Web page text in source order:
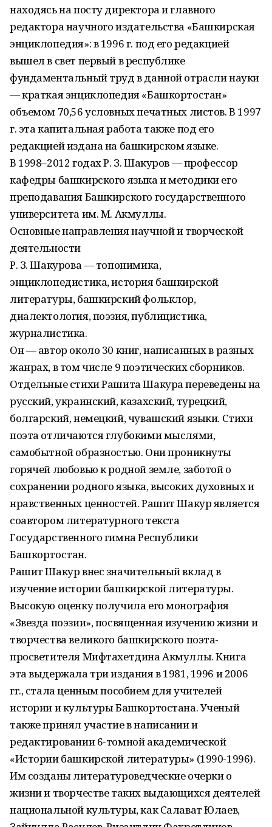
находясь на посту директора и главного
редактора научного издательства «Башкирская
энциклопедия»: в 1996 г. под его редакцией
вышел в свет первый в республике
фундаментальный труд в данной отрасли науки
— краткая энциклопедия «Башкортостан»
объемом 70,56 условных печатных листов. В 1997
г. эта капитальная работа также под его
редакцией издана на башкирском языке.
В 1998–2012 годах Р. З. Шакуров — профессор
кафедры башкирского языка и методики его
преподавания Башкирского государственного
университета им. М. Акмуллы.
Основные направления научной и творческой
деятельности
Р. З. Шакурова — топонимика,
энциклопедистика, история башкирской
литературы, башкирский фольклор,
диалектология, поэзия, публицистика,
журналистика.
Он — автор около 30 книг, написанных в разных
жанрах, в том числе 9 поэтических сборников.
Отдельные стихи Рашита Шакура переведены на
русский, украинский, казахский, турецкий,
болгарский, немецкий, чувашский языки. Стихи
поэта отличаются глубокими мыслями,
самобытной образностью. Они проникнуты
горячей любовью к родной земле, заботой о
сохранении родного языка, высоких духовных и
нравственных ценностей. Рашит Шакур является
соавтором литературного текста
Государственного гимна Республики
Башкортостан.
Рашит Шакур внес значительный вклад в
изучение истории башкирской литературы.
Высокую оценку получила его монография
«Звезда поэзии», посвященная изучению жизни и
творчества великого башкирского поэта-
просветителя Мифтахетдина Акмуллы. Книга
эта выдержала три издания в 1981, 1996 и 2006
гг., стала ценным пособием для учителей
истории и культуры Башкортостана. Ученый
также принял участие в написании и
редактировании 6-томной академической
«Истории башкирской литературы» (1990-1996).
Им созданы литературоведческие очерки о
жизни и творчестве таких выдающихся деятелей
национальной культуры, как Салават Юлаев,